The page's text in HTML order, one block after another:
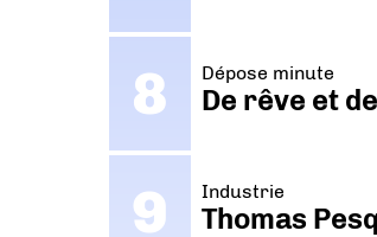
Dépose minute
De rêve et
Industrie
Thomas